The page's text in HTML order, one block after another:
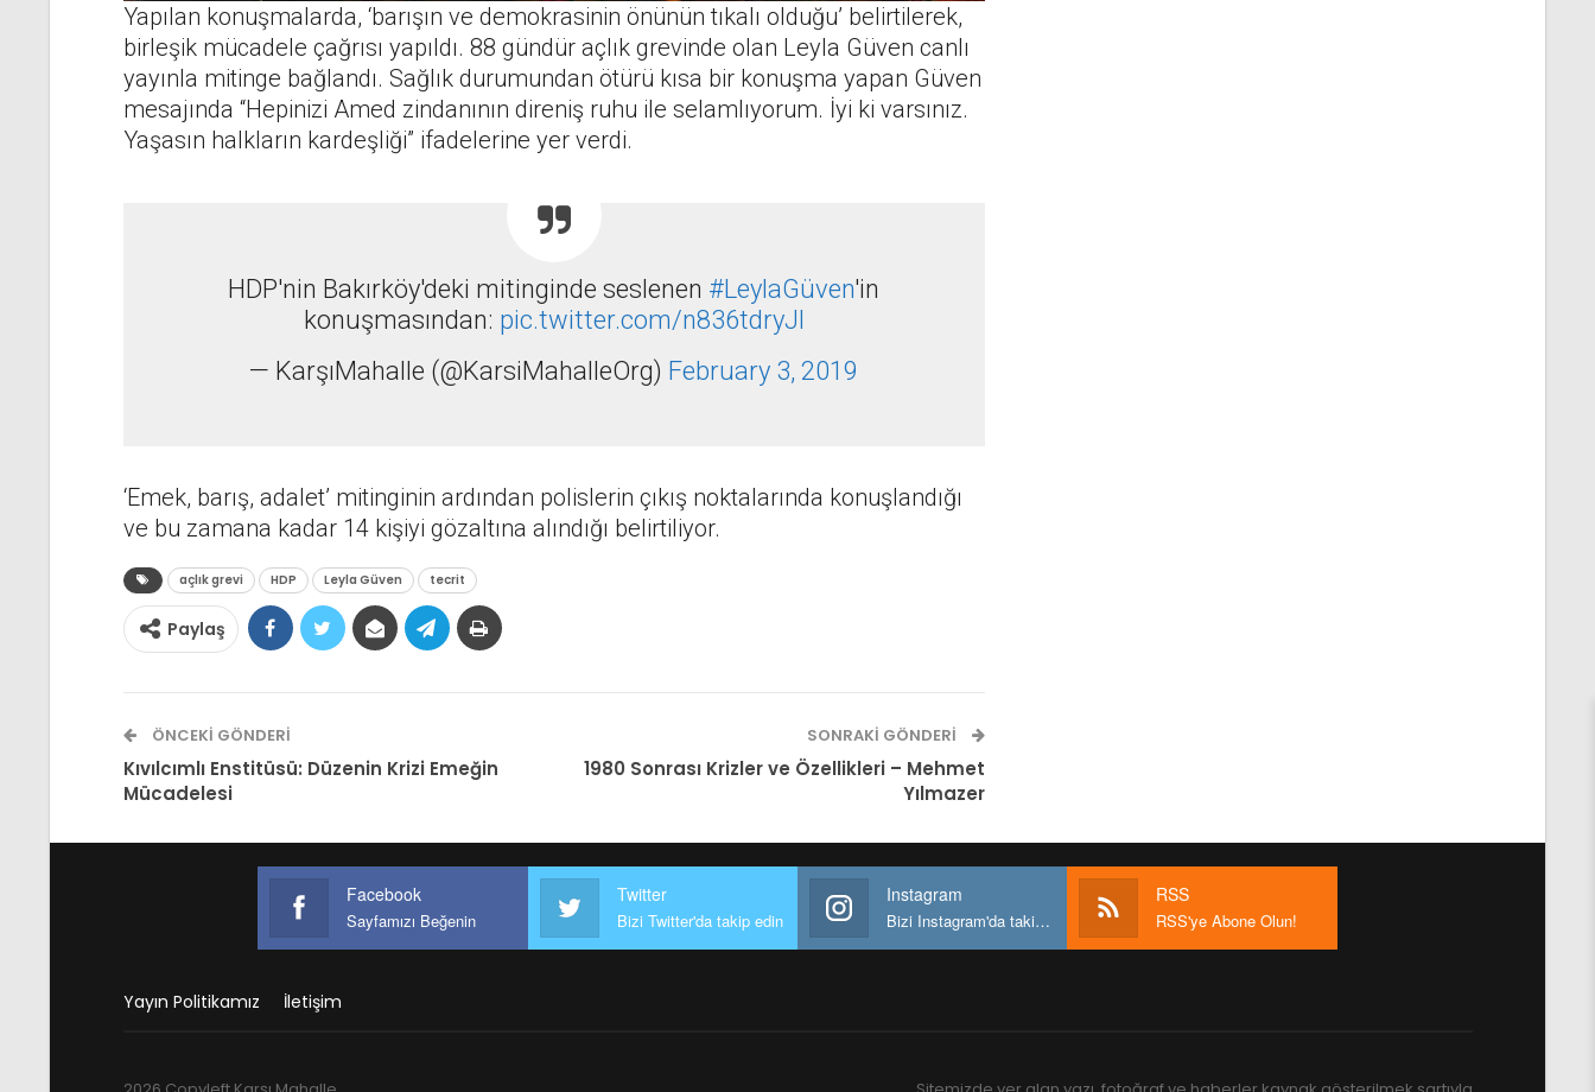
Yapılan konuşmalarda, ‘barışın ve demokrasinin önünün tıkalı olduğu’ belirtilerek,
birleşik mücadele çağrısı yapıldı. 88 gündür açlık grevinde olan Leyla Güven canlı
yayınla mitinge bağlandı. Sağlık durumundan ötürü kısa bir konuşma yapan Güven
mesajında “Hepinizi Amed zindanının direniş ruhu ile selamlıyorum. İyi ki varsınız.
Yaşasın halkların kardeşliği” ifadelerine yer verdi.
HDP'nin Bakırköy'deki mitinginde seslenen #LeylaGüven'in
konuşmasından: pic.twitter.com/n836tdryJl
— KarşıMahalle (@KarsiMahalleOrg) February 3, 2019
‘Emek, barış, adalet’ mitinginin ardından polislerin çıkış noktalarında konuşlandığı
ve bu zamana kadar 14 kişiyi gözaltına alındığı belirtiliyor.
açlık grevi HDP Leyla Güven tecrit
Paylaş
ÖNCEKI GÖNDERI
Kıvılcımlı Enstitüsü: Düzenin Krizi Emeğin
Mücadelesi
SONRAKI GÖNDERI
1980 Sonrası Krizler ve Özellikleri – Mehmet
Yılmazer
Facebook
Sayfamızı Beğenin
Twitter
Bizi Twitter'da takip edin
Instagram
Bizi Instagram'da takip edin
RSS
RSS'ye Abone Olun!
Yayın Politikamız İletişim